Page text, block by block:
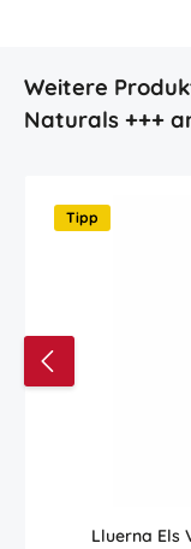
Produktgalerie
Weitere
Naturals +++
Tipp
Lluerna Els